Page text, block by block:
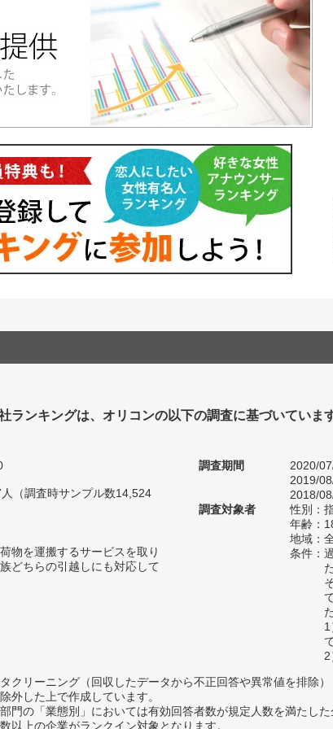
ランキングは、オリコンの以下の調査に基づいています
（調査時サンプル数14,524
物を運搬するサービスを取り
どちらの引越しにも対応して
調査期間
2020/
2019/
2018/
調査対象者
性別：
年齢：
地域：
条件：
リーニング（回収したデータから不正回答や異常値を排除）
した上で作成しています。
門の「業態別」においては有効回答者数が規定人数を満たし
以上の企業がランクイン対象となります。